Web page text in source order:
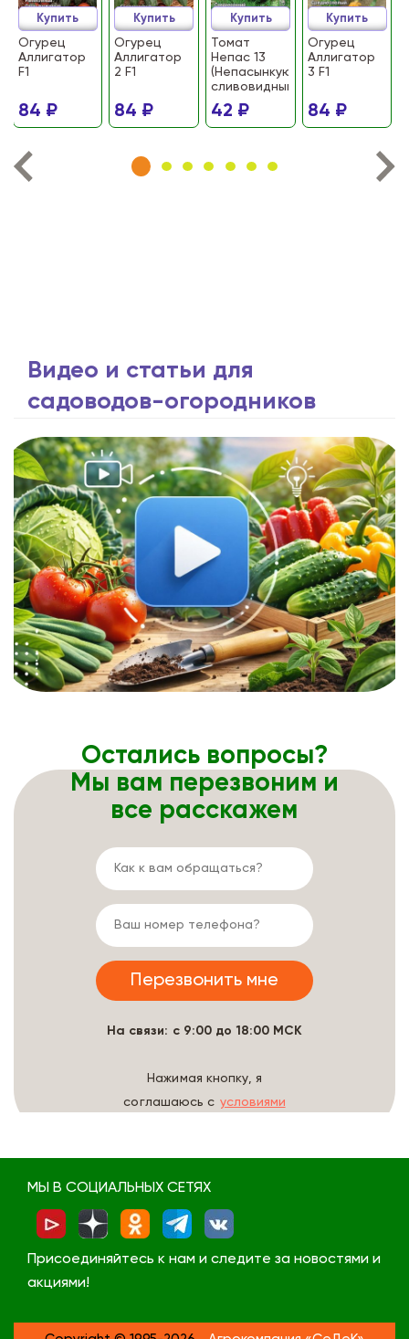
Огурец
Аллигатор
F1
84 ₽
Купить
Огурец
Аллигатор
2 F1
84 ₽
Купить
Томат
Непас 13
(Непасынкующийся
сливовидный)
42 ₽
Купить
Огурец
Аллигатор
3 F1
84 ₽
Купить
Видео и статьи для
садоводов-огородников
Остались вопросы?
Мы вам перезвоним и
все расскажем
На связи: с 9:00 до 18:00 МСК
Нажимая кнопку, я
соглашаюсь с условиями
МЫ В СОЦИАЛЬНЫХ СЕТЯХ
Присоединяйтесь к нам и следите за новостями и
акциями!